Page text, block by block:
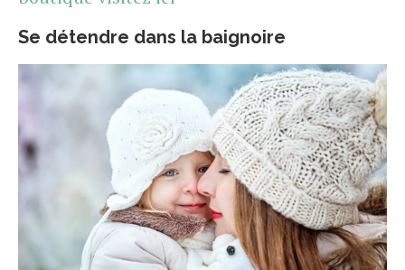
Se détendre dans la baignoire